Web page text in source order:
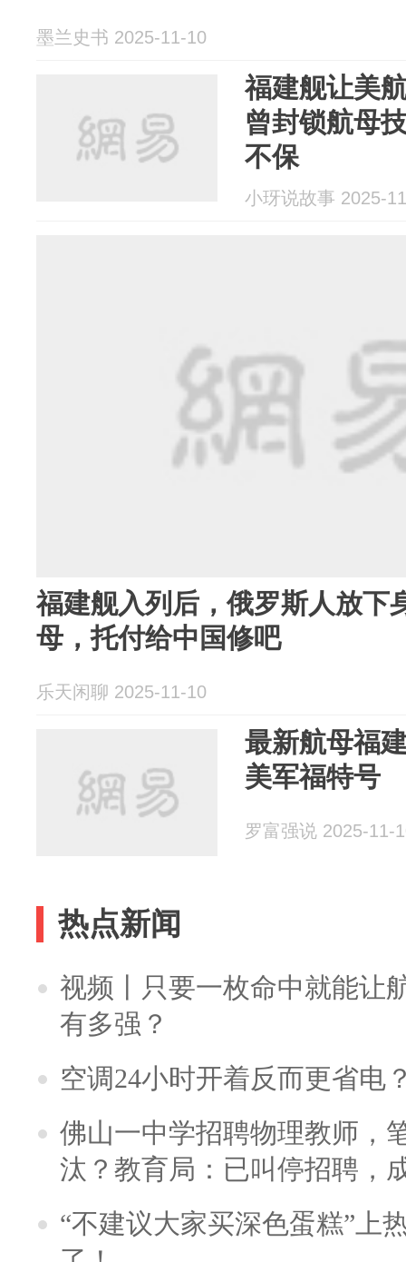
墨兰史书 2025-11-10
福建舰让美
曾封锁航母
不保
小玡说故事 2025-
福建舰入列后，俄罗斯人放下
母，托付给中国修吧
乐天闲聊 2025-11-10
最新航母福
美军福特号
罗富强说 2025-11-
热点新闻
视频丨只要一枚命中就能让
有多强？
空调24小时开着反而更省电
佛山一中学招聘物理教师，
汰？教育局：已叫停招聘，
“不建议大家买深色蛋糕”上